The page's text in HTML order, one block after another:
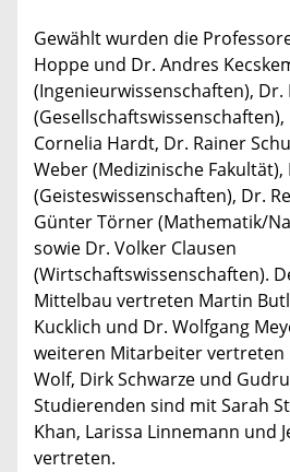
Gewählt wurden die
Hoppe und Dr. Andres
(Ingenieurwissenschaften), Dr.
Cornelia Hardt, Dr. Rainer
Weber (Medizinische
(Geisteswissenschaften), Dr.
Günter Törner (Mathematik/
sowie Dr. Volker Clausen
(Wirtschaftswissenschaften).
Mittelbau vertreten Martin
Kucklich und Dr. Wolfgang
weiteren Mitarbeiter vertreten
Wolf, Dirk Schwarze und
Studierenden sind mit Sarah
Khan, Larissa Linnemann und
vertreten.